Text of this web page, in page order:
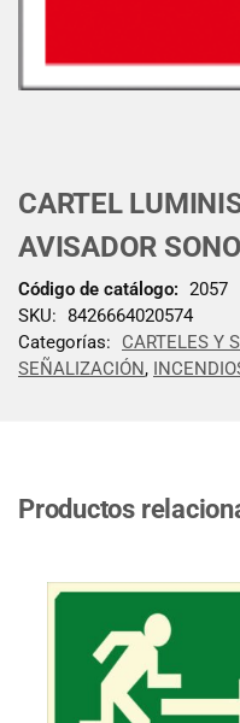
CARTEL
AVISADOR
Código de catálogo: 2057
SKU: 8426664020574
Categorías:
CARTELES Y
SEÑALIZACIÓN,
Productos